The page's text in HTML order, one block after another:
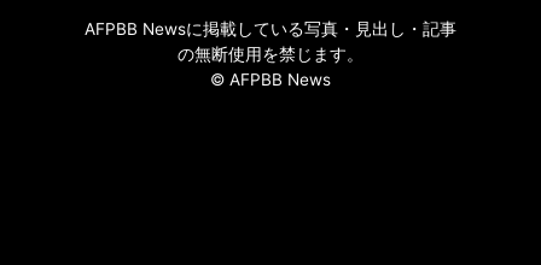
AFPBB Newsに掲載している写真・見出し・記事
の無断使用を禁じます。
© AFPBB News